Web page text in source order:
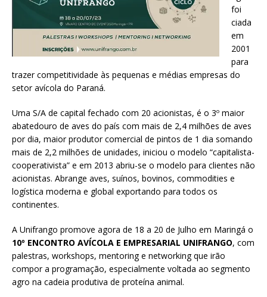
foi
ciada
em
2001
para
trazer competitividade às pequenas e médias empresas do
setor avícola do Paraná.
Uma S/A de capital fechado com 20 acionistas, é o 3º maior
abatedouro de aves do país com mais de 2,4 milhões de aves
por dia, maior produtor comercial de pintos de 1 dia somando
mais de 2,2 milhões de unidades, iniciou o modelo “capitalista-
cooperativista” e em 2013 abriu-se o modelo para clientes não
acionistas. Abrange aves, suínos, bovinos, commodities e
logística moderna e global exportando para todos os
continentes.
A Unifrango promove agora de 18 a 20 de Julho em Maringá o
10º ENCONTRO AVÍCOLA E EMPRESARIAL UNIFRANGO, com
palestras, workshops, mentoring e networking que irão
compor a programação, especialmente voltada ao segmento
agro na cadeia produtiva de proteína animal.